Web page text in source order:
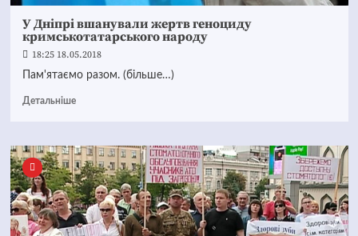
У Дніпрі вшанували жертв геноциду
кримськотатарського народу
18:25 18.05.2018
Пам'ятаємо разом. (більше…)
Детальніше